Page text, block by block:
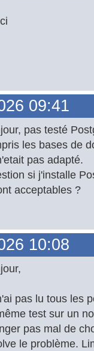
09:41
pas testé
les bases de
pas adapté.
si j'installe
acceptables ?
10:08
pas lu tous les
test sur un
pas mal de
le problème.